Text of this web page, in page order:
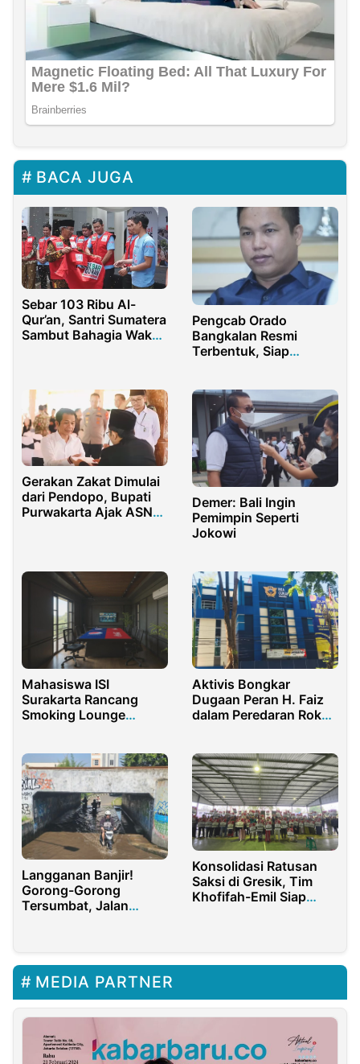
BACA JUGA
Sebar 103 Ribu Al-
Qur’an, Santri Sumatera
Sambut Bahagia Wakaf
Pengcab Orado
Bangkalan Resmi
Terbentuk, Siap
Gerakan Zakat Dimulai
dari Pendopo, Bupati
Purwakarta Ajak ASN
Demer: Bali Ingin
Pemimpin Seperti
Jokowi
Mahasiswa ISI
Surakarta Rancang
Smoking Lounge
Aktivis Bongkar
Dugaan Peran H. Faiz
dalam Peredaran Rokok
Langganan Banjir!
Gorong-Gorong
Tersumbat, Jalan
Konsolidasi Ratusan
Saksi di Gresik, Tim
Khofifah-Emil Siap
MEDIA PARTNER